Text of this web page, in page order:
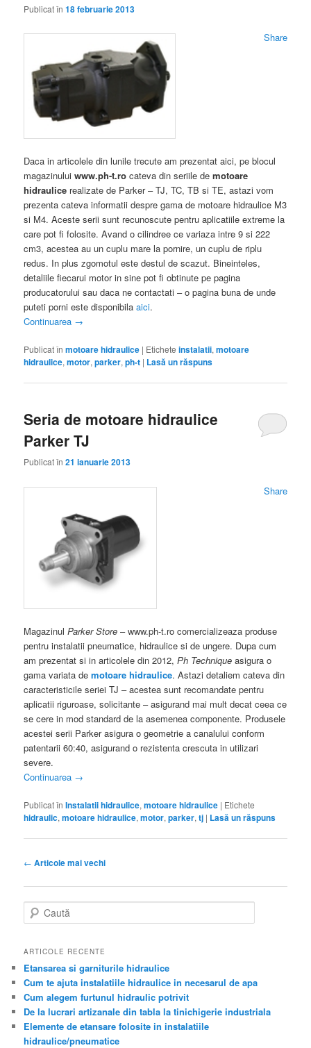
Publicat în18 februarie 2013
Share
Daca in articolele din lunile trecute am prezentat aici, pe blocul
magazinului www.ph-t.ro cateva din seriile demotoare
hidraulice realizate de Parker – TJ, TC, TB si TE, astazi vom
prezenta cateva informatii despre gama de motoare hidraulice M3
si M4. Aceste serii sunt recunoscute pentru aplicatiile extreme la
care pot fi folosite. Avand o cilindree ce variaza intre 9 si 222
cm3, acestea au un cuplu mare la pornire, un cuplu de riplu
redus. In plus zgomotul este destul de scazut. Bineinteles,
detaliile fiecarui motor in sine pot fi obtinute pe pagina
producatorului sau daca ne contactati – o pagina buna de unde
puteti porni este disponibilaaici.
Continuarea →
Publicat în motoare hidraulice | Etichete instalatii,motoare
hidraulice,motor,parker,ph-t | Lasă un răspuns
Seria de motoare hidraulice
Parker TJ
Publicat în21 ianuarie 2013
Share
MagazinulParker Store – www.ph-t.ro comercializeaza produse
pentru instalatii pneumatice, hidraulice si de ungere. Dupa cum
am prezentat si in articolele din 2012,Ph Technique asigura o
gama variata demotoare hidraulice. Astazi detaliem cateva din
caracteristicile seriei TJ – acestea sunt recomandate pentru
aplicatii riguroase, solicitante – asigurand mai mult decat ceea ce
se cere in mod standard de la asemenea componente. Produsele
acestei serii Parker asigura o geometrie a canalului conform
patentarii 60:40, asigurand o rezistenta crescuta in utilizari
severe.
Continuarea →
Publicat în Instalatii hidraulice,motoare hidraulice | Etichete
hidraulic,motoare hidraulice,motor,parker,tj | Lasă un răspuns
Navigare articole
← Articole mai vechi
Caută
ARTICOLE RECENTE
Etansarea si garniturile hidraulice
Cum te ajuta instalatiile hidraulice in necesarul de apa
Cum alegem furtunul hidraulic potrivit
De la lucrari artizanale din tabla la tinichigerie industriala
Elemente de etansare folosite in instalatiile
hidraulice/pneumatice